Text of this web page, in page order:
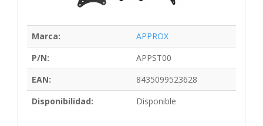
Marca:
APPROX
P/N:
APPST00
EAN:
8435099523628
Disponibilidad:
Disponible